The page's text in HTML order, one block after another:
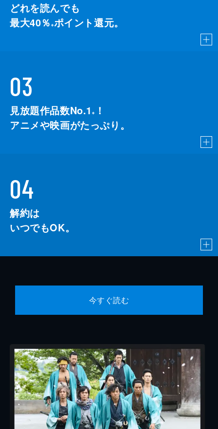
どれを読んでも
最大40％ ※ポイント還元。
03
見放題作品数No.1 ※
！
アニメや映画がたっぷり。
04
解約は
いつでもOK。
今すぐ読む